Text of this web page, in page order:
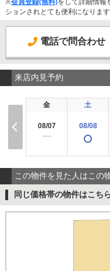
※会員登録(無料)をして詳細情報
ションされとても便利になります
電話で問合わせ
来店内見予約
金
08/07
ー
土
08/08
この物件を見た人はこの
同じ価格帯の物件はこち